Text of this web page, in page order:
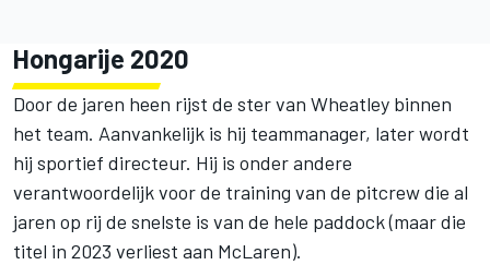
Hongarije 2020
Door de jaren heen rijst de ster van Wheatley binnen
het team. Aanvankelijk is hij teammanager, later wordt
hij sportief directeur. Hij is onder andere
verantwoordelijk voor de training van de pitcrew die al
jaren op rij de snelste is van de hele paddock (maar die
titel in 2023 verliest aan McLaren).